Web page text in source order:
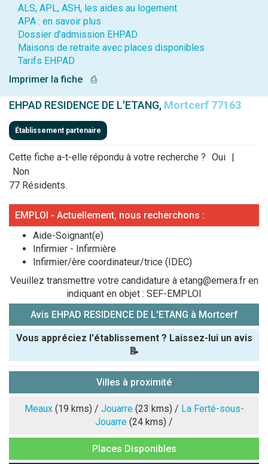
ALS, APL, ASH, les aides au logement
APA : en savoir plus
Dossier d'admission EHPAD
Maisons de retraite avec places disponibles
Tarifs EHPAD
Imprimer la fiche
⎙
EHPAD RESIDENCE DE L'ETANG, Mortcerf 77163
Établissement partenaire
Cette fiche a-t-elle répondu à votre recherche ? Oui |
Non
77 Résidents.
EMPLOI - Actuellement, nous recherchons :
Aide-Soignant(e)
Infirmier - Infirmière
Infirmier/ère coordinateur/trice (IDEC)
Veuillez transmettre votre candidature à etang@emera.fr en
indiquant en objet : SEF-EMPLOI
Avis EHPAD RESIDENCE DE L'ETANG à Mortcerf
Vous appréciez l'établissement ? Laissez-lui un avis
📝
Note que vous souhaitez attribuer :
Antispam -
Villes à proximité
Meaux(19 kms) / Jouarre(23 kms) / La Ferté-sous-
Jouarre (24 kms) /
Places Disponibles